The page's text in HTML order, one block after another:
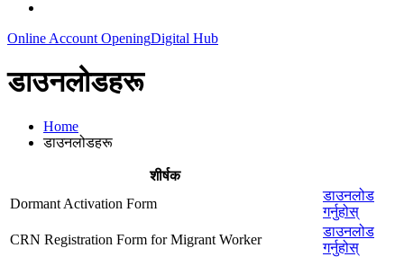
Online Account OpeningDigital Hub
डाउनलोडहरू
Home
डाउनलोडहरू
शीर्षक
Dormant Activation Form
डाउनलोड
गर्नुहोस्
CRN Registration Form for Migrant Worker
डाउनलोड
गर्नुहोस्